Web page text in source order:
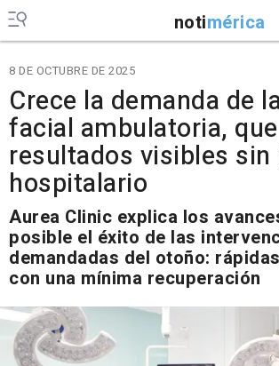
notimérica
8 DE OCTUBRE DE 2025
Crece la demanda de
facial ambulatoria,
resultados visibles sin
hospitalario
Aurea Clinic explica los
posible el éxito de las
demandadas del otoño:
con una mínima recuperación